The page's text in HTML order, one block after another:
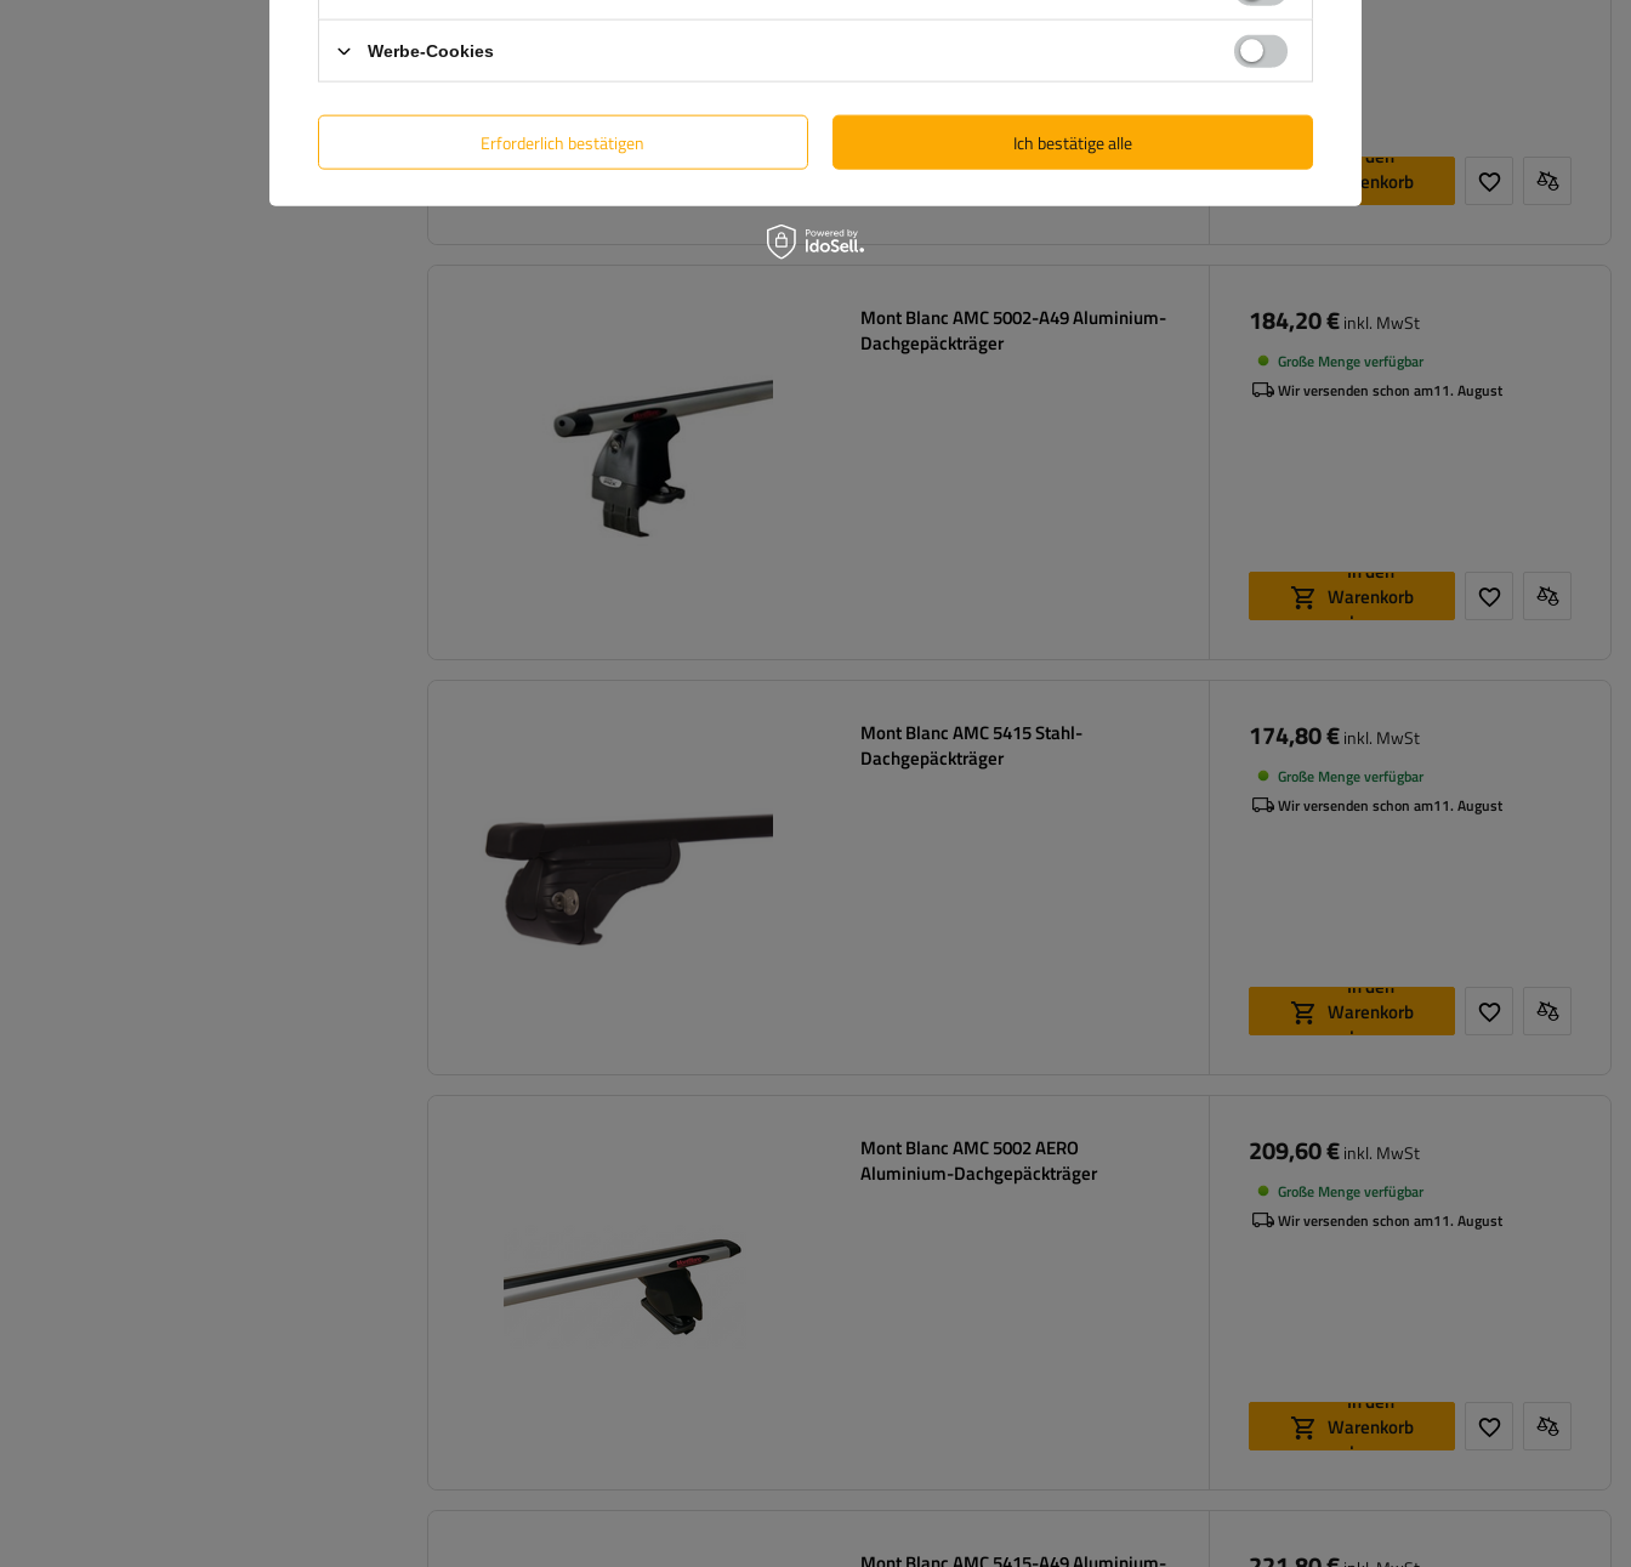
In den
Warenkorb
legen
Mont Blanc AMC 5002-A49 Aluminium-
Dachgepäckträger
184,20 €inkl. MwSt
Große Menge verfügbar
Wir versenden schon am11. August
In den
Warenkorb
legen
Mont Blanc AMC 5415 Stahl-
Dachgepäckträger
174,80 €inkl. MwSt
Große Menge verfügbar
Wir versenden schon am11. August
In den
Warenkorb
legen
Mont Blanc AMC 5002 AERO
Aluminium-Dachgepäckträger
209,60 €inkl. MwSt
Große Menge verfügbar
Wir versenden schon am11. August
In den
Warenkorb
legen
Werbe-Cookies
Erforderlich bestätigen Ich bestätige alle